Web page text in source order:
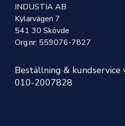
INDUSTIA AB
Kylarvägen 7
541 30 Skövde
Org.nr: 559076-7827
Beställning &
010-2007828